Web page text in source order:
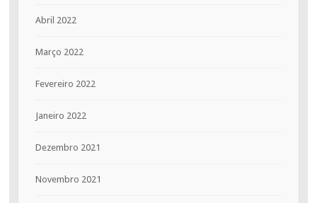
Abril 2022
Março 2022
Fevereiro 2022
Janeiro 2022
Dezembro 2021
Novembro 2021